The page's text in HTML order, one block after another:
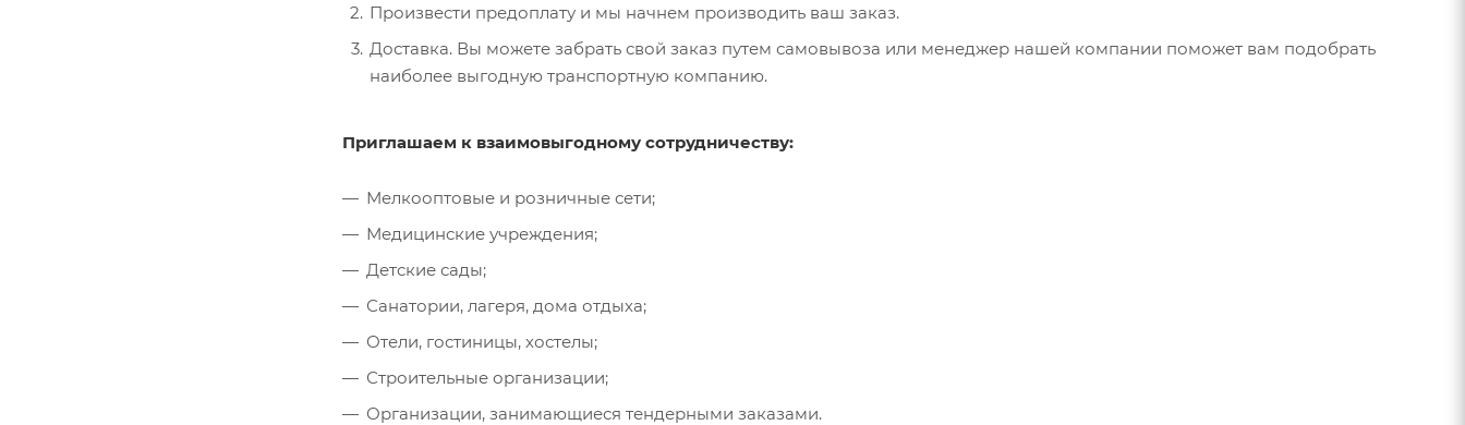
Произвести предоплату и мы начнем производить ваш заказ.
Доставка. Вы можете забрать свой заказ путем самовывоза или менеджер нашей компании поможет вам подобрать
наиболее выгодную транспортную компанию.
Приглашаем к взаимовыгодному сотрудничеству:
Мелкооптовые и розничные сети;
Медицинские учреждения;
Детские сады;
Санатории, лагеря, дома отдыха;
Отели, гостиницы, хостелы;
Строительные организации;
Организации, занимающиеся тендерными заказами.